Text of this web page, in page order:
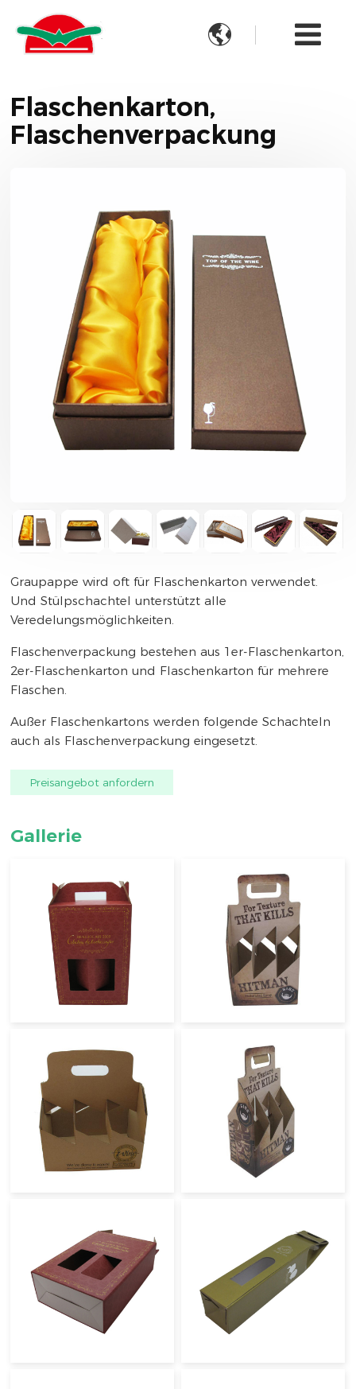

Flaschenkarton,
Flaschenverpackung
Graupappe wird oft für Flaschenkarton verwendet.
Und Stülpschachtel unterstützt alle
Veredelungsmöglichkeiten.
Flaschenverpackung bestehen aus 1er-Flaschenkarton,
2er-Flaschenkarton und Flaschenkarton für mehrere
Flaschen.
Außer Flaschenkartons werden folgende Schachteln
auch als Flaschenverpackung eingesetzt.
Preisangebot anfordern
Gallerie